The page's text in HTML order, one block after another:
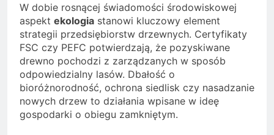
W dobie rosnącej świadomości środowiskowej
aspekt ekologia stanowi kluczowy element
strategii przedsiębiorstw drzewnych. Certyfikaty
FSC czy PEFC potwierdzają, że pozyskiwane
drewno pochodzi z zarządzanych w sposób
odpowiedzialny lasów. Dbałość o
bioróżnorodność, ochrona siedlisk czy nasadzanie
nowych drzew to działania wpisane w ideę
gospodarki o obiegu zamkniętym.